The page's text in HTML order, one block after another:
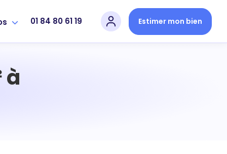
01 84 80 61 19 Estimer mon bien
à